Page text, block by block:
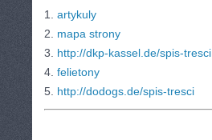
1. artykuly
2. mapa strony
3. http://dkp-kassel.de/spis-tresci
4. felietony
5. http://dodogs.de/spis-tresci